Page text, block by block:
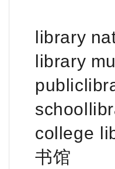
library
library
college
书馆